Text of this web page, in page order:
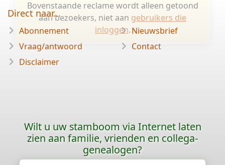
Bovenstaande reclame wordt alleen getoond
aan bezoekers, niet aan gebruikers die
inloggen.
Direct naar...
Abonnement
Vraag/antwoord
Disclaimer
Nieuwsbrief
Contact
Wilt u uw stamboom via Internet laten
zien aan familie, vrienden en collega-
genealogen?